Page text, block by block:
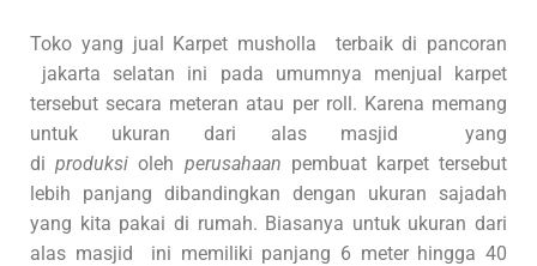
Toko yang jual Karpet musholla terbaik di pancoran
jakarta selatan ini pada umumnya menjual karpet
tersebut secara meteran atau per roll. Karena memang
untuk ukuran dari alas masjid yang
diproduksi oleh perusahaan pembuat karpet tersebut
lebih panjang dibandingkan dengan ukuran sajadah
yang kita pakai di rumah. Biasanya untuk ukuran dari
alas masjid ini memiliki panjang 6 meter hingga 40